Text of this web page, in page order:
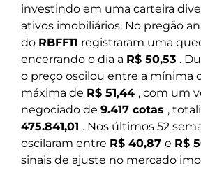
investindo em uma carteira
ativos imobiliários. No pregão
do RBFF11 registraram uma
encerrando o dia a R$ 50,53 .
o preço oscilou entre a mínima
máxima de R$ 51,44 , com um
negociado de 9.417 cotas ,
475.841,01 . Nos últimos 52
oscilaram entre R$ 40,87 e R$
sinais de ajuste no mercado